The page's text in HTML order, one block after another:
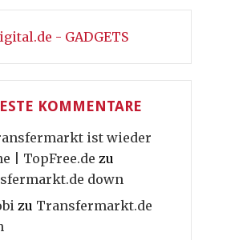
- GADGETS
KOMMENTARE
ist wieder
| TopFree.de zu
down
zu Transfermarkt.de